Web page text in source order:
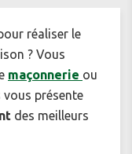
réaliser le
? Vous
maçonnerie ou
vous présente
des meilleurs